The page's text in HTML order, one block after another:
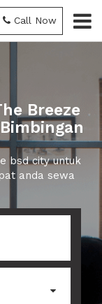
Call Now
Breeze
bsd city untuk
anda sewa